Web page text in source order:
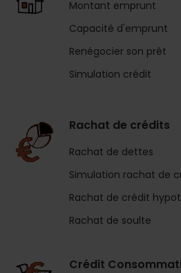
Montant emprunt
Capacité d'emprunt
Renégocier son prêt
Simulation crédit
Rachat de crédits
Rachat de dettes
Simulation rachat de
Rachat de crédit
Rachat de soulte
Crédit